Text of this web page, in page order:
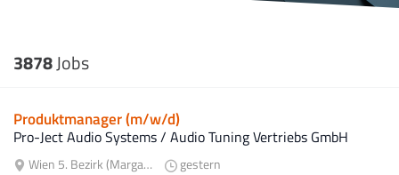
3878Jobs
Produktmanager (m/w/d)
Pro-Ject Audio Systems / Audio Tuning Vertriebs GmbH
Wien 5. Bezirk (Margareten) gestern